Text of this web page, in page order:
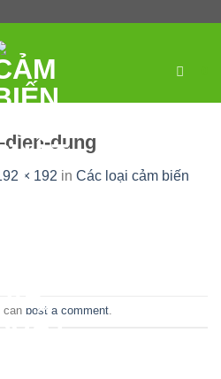
dung
× 192 in Các loại cảm biến
can post a comment.